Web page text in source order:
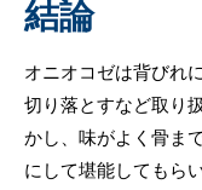
結論
オニオコゼは背びれ
切り落とすなど取り
かし、味がよく骨ま
にして堪能してもら